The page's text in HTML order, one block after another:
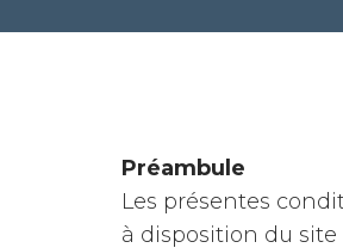
Préambule
Les présentes
à disposition du site